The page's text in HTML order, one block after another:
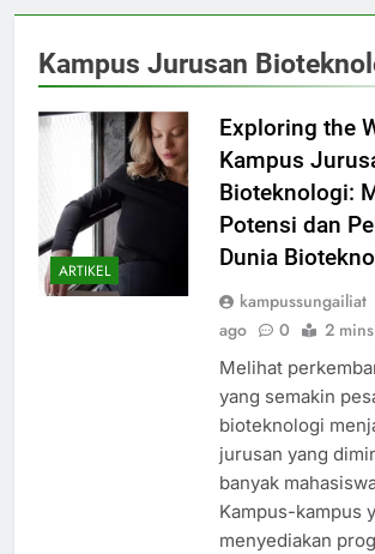
Kampus Jurusan
ARTIKEL
Exploring the
Kampus
Bioteknologi:
Potensi dan
Dunia
kampussungailiat
ago
0 2 mins
Melihat
yang semakin
bioteknologi
jurusan yang
banyak
Kampus-kampus
menyediakan